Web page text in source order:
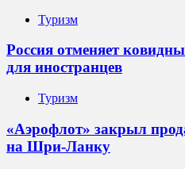
Туризм
Россия отменяет
для иностранцев
Туризм
«Аэрофлот» закрыл
на Шри-Ланку